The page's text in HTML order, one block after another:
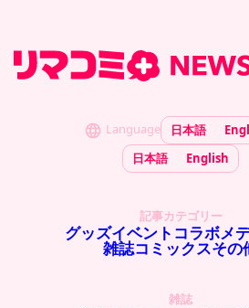
Language 日本語
日本語
English
記事カテゴリー
グッズイベント コラボメ
雑誌コミックスその
雑誌